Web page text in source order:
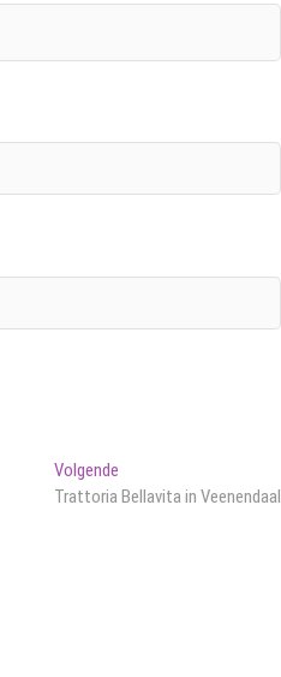
Volgende
bericht:
Trattoria Bellavita in Veenendaal